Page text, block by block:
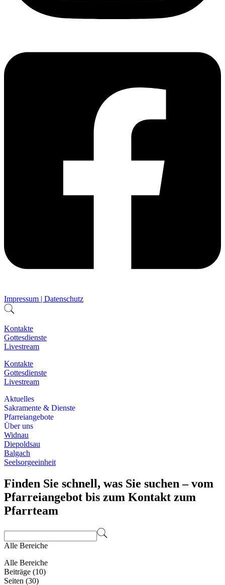
Impressum | Datenschutz
Kontakte
Gottesdienste
Livestream
Kontakte
Gottesdienste
Livestream
Aktuelles
Sakramente & Dienste
Pfarreiangebote
Über uns
Widnau
Diepoldsau
Balgach
Seelsorgeeinheit
Finden Sie schnell, was Sie suchen – vom
Pfarreiangebot bis zum Kontakt zum
Pfarrteam
Alle Bereiche
Alle Bereiche
Beiträge (10)
Seiten (30)